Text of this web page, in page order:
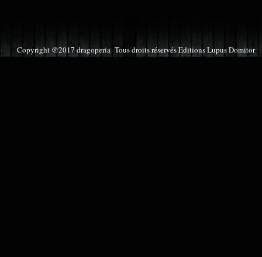
Copyright @2017 dragoperia Tous droits réservés Editions